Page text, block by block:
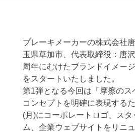
ブレーキメーカーの株式会社
玉県草加市、代表取締役：唐
周年にむけたブランドイメー
をスタートいたしました。
第1弾となる今回は「摩擦のス
コンセプトを明確に表現する
(月)にコーポレートロゴ、ス
ム、企業ウェブサイトをリニ